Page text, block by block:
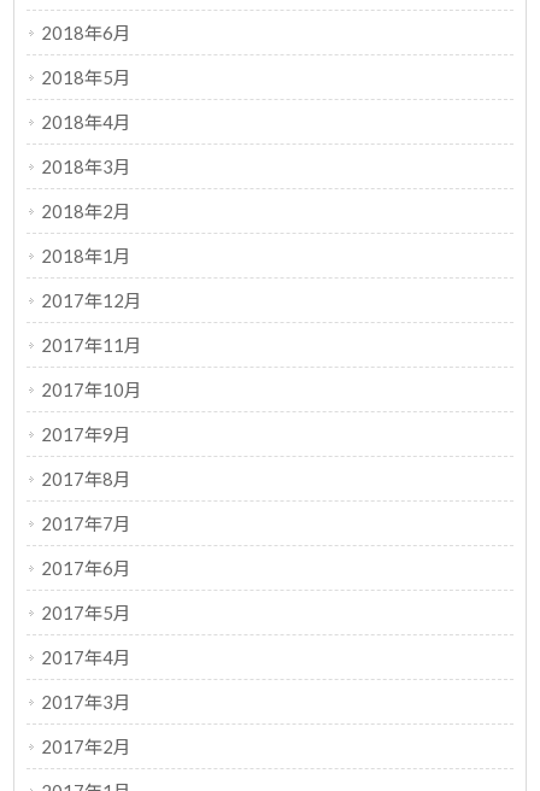
2018年6月
2018年5月
2018年4月
2018年3月
2018年2月
2018年1月
2017年12月
2017年11月
2017年10月
2017年9月
2017年8月
2017年7月
2017年6月
2017年5月
2017年4月
2017年3月
2017年2月